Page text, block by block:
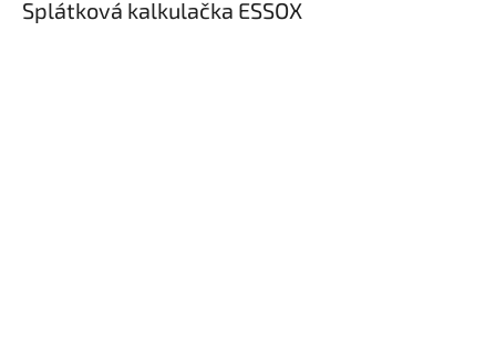
Splátková kalkulačka ESSOX